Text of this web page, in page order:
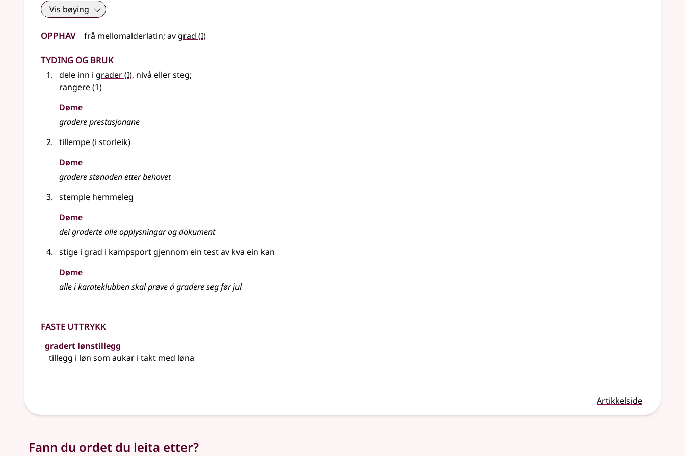
Vis bøying
Opphav frå mellomalderlatin; av grad (1
I)
Tyding og bruk
dele inn i grader(1
I), nivå ellersteg;
rangere(1)
Døme
gradere prestasjonane
tillempe (i storleik)
Døme
gradere stønaden etter behovet
stemple hemmeleg
Døme
dei graderte alle opplysningar og dokument
stige i grad i kampsport gjennom ein test av kva ein kan
Døme
alle i karateklubben skal prøve å gradere seg før jul
Faste uttrykk
gradert lønstillegg
tillegg i løn som aukar i takt med løna
Artikkelside
Fann du ordet du leita etter?